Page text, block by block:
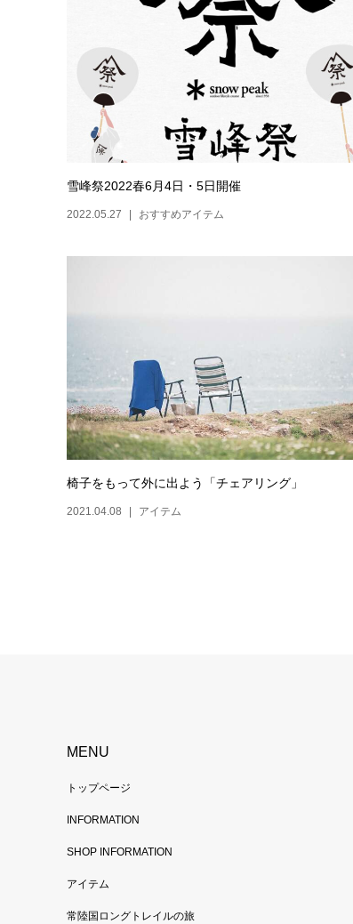
雪峰祭2022春6月4日・5日開催
2022.05.27 おすすめアイテム
椅子をもって外に出よう「チェアリング」
2021.04.08 アイテム
MENU
トップページ
INFORMATION
SHOP INFORMATION
アイテム
常陸国ロングトレイルの旅